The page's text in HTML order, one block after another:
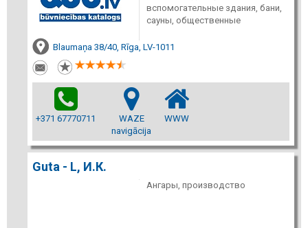
вспомогательные здания, бани,
сауны, общественные
Blaumaņa 38/40, Rīga, LV-1011
+371 67770711
WAZE
navigācija
WWW
Guta - L, И.К.
Ангары, производство